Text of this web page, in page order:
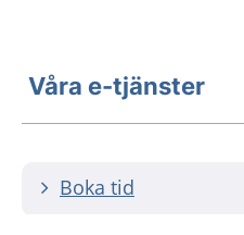
Våra e-tjänster
Boka tid